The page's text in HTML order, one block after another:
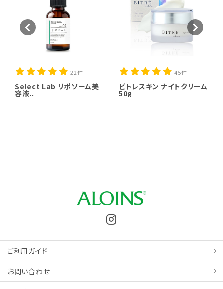
22件
Select Lab リポソーム美
容液..
45件
ビトレスキン ナイトクリーム
50g
ご利用ガイド
お問い合わせ